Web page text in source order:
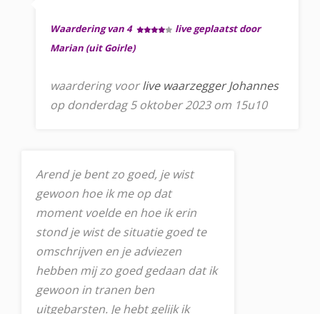
Waardering van 4
live geplaatst door
Marian (uit Goirle)
waardering voorlive waarzegger Johannes
op donderdag 5 oktober 2023 om 15u10
Arend je bent zo goed, je wist
gewoon hoe ik me op dat
moment voelde en hoe ik erin
stond je wist de situatie goed te
omschrijven en je adviezen
hebben mij zo goed gedaan dat ik
gewoon in tranen ben
uitgebarsten. Je hebt gelijk ik